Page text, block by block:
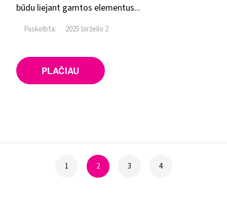
būdu liejant gamtos elementus...
Paskelbta: 2025 birželio 2
PLAČIAU
1 2 3 4